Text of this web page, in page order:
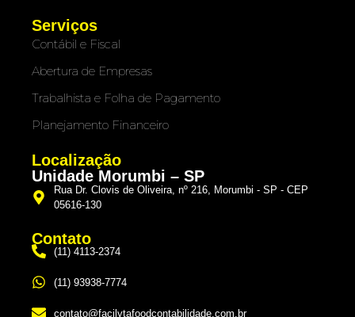
Serviços
Contábil e Fiscal
Abertura de Empresas
Trabalhista e Folha de Pagamento
Planejamento Financeiro
Localização
Unidade Morumbi – SP
Rua Dr. Clovis de Oliveira, nº 216, Morumbi - SP - CEP
05616-130
Contato
(11) 4113-2374
(11) 93938-7774
contato@facilytafoodcontabilidade.com.br